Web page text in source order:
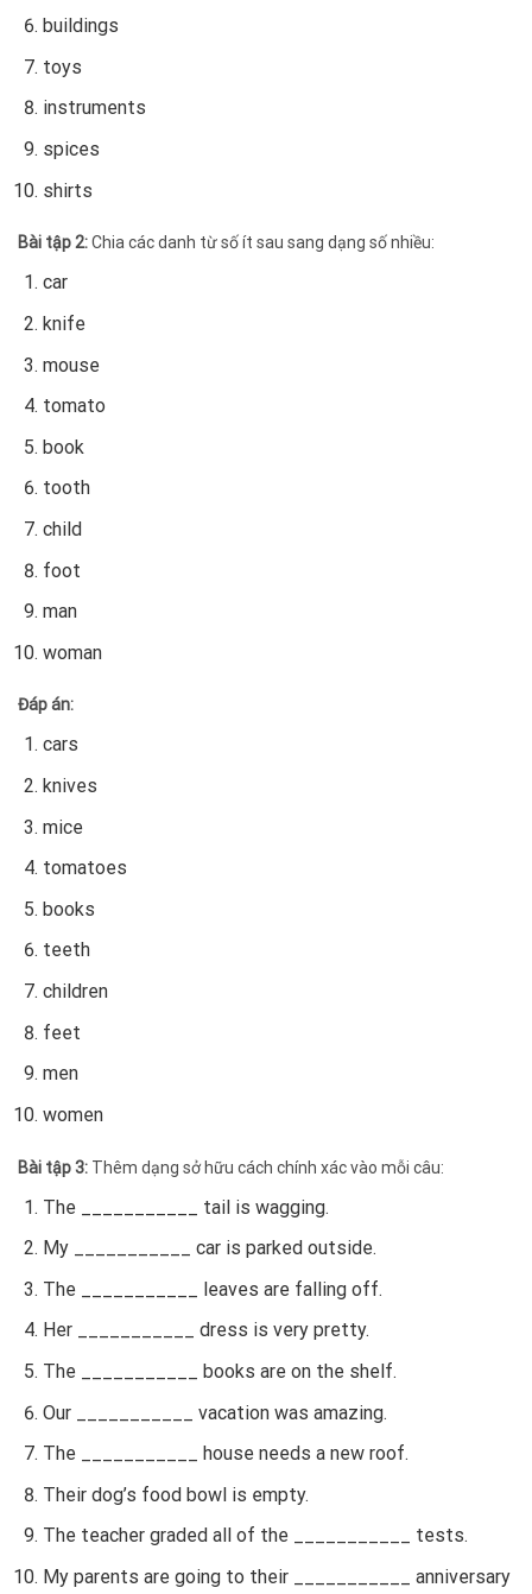
buildings
toys
instruments
spices
shirts
Bài tập 2:Chia các danh từ số ít sau sang dạng số nhiều:
car
knife
mouse
tomato
book
tooth
child
foot
man
woman
Đáp án:
cars
knives
mice
tomatoes
books
teeth
children
feet
men
women
Bài tập 3: Thêm dạng sở hữu cách chính xác vào mỗi câu:
The ___________ tail is wagging.
My ___________ car is parked outside.
The ___________ leaves are falling off.
Her ___________ dress is very pretty.
The ___________ books are on the shelf.
Our ___________ vacation was amazing.
The ___________ house needs a new roof.
Their dog’s food bowl is empty.
The teacher graded all of the ___________ tests.
My parents are going to their ___________ anniversary